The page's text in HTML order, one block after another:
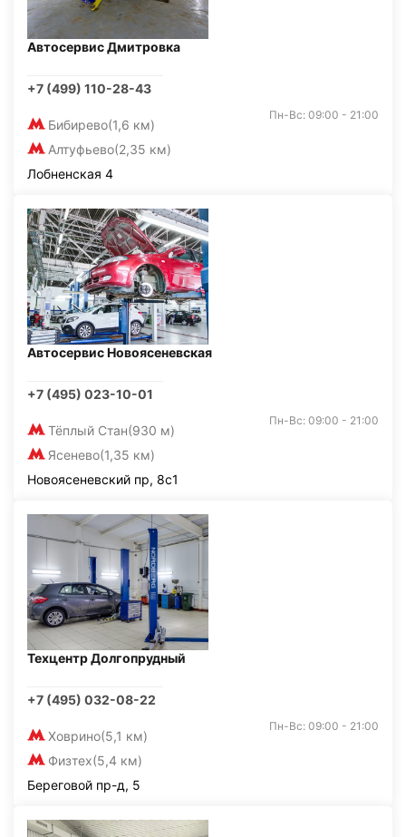
Автосервис Дмитровка
+7 (499) 110-28-43
Бибирево(1,6 км)
Алтуфьево(2,35 км)
Пн-Вс: 09:00 - 21:00
Лобненская 4
Автосервис Новоясеневская
+7 (495) 023-10-01
Тёплый Стан(930 м)
Ясенево(1,35 км)
Пн-Вс: 09:00 - 21:00
Новоясеневский пр, 8с1
Техцентр Долгопрудный
+7 (495) 032-08-22
Ховрино(5,1 км)
Физтех(5,4 км)
Пн-Вс: 09:00 - 21:00
Береговой пр-д, 5